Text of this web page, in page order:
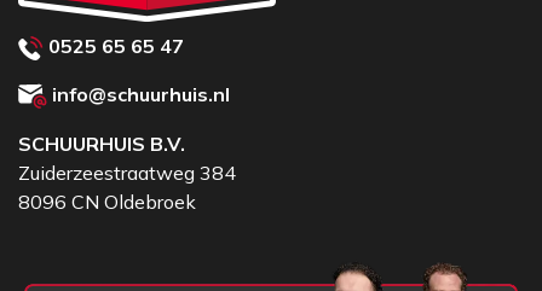
0525 65 65 47
info@schuurhuis.nl
SCHUURHUIS B.V.
Zuiderzeestraatweg 384
8096 CN Oldebroek